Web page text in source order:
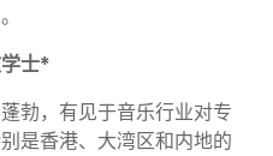
士*
勃，有见于音乐行业对专
是香港、大湾区和内地的